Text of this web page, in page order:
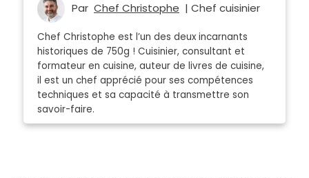
Par Chef Christophe | Chef cuisinier
Chef Christophe est l’un des deux incarnants
historiques de 750g ! Cuisinier, consultant et
formateur en cuisine, auteur de livres de cuisine,
il est un chef apprécié pour ses compétences
techniques et sa capacité à transmettre son
savoir-faire.